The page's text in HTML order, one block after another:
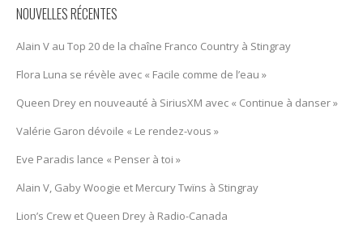
NOUVELLES RÉCENTES
Alain V au Top 20 de la chaîne Franco Country à Stingray
Flora Luna se révèle avec « Facile comme de l’eau »
Queen Drey en nouveauté à SiriusXM avec « Continue à danser »
Valérie Garon dévoile « Le rendez-vous »
Eve Paradis lance « Penser à toi »
Alain V, Gaby Woogie et Mercury Twïns à Stingray
Lion’s Crew et Queen Drey à Radio-Canada